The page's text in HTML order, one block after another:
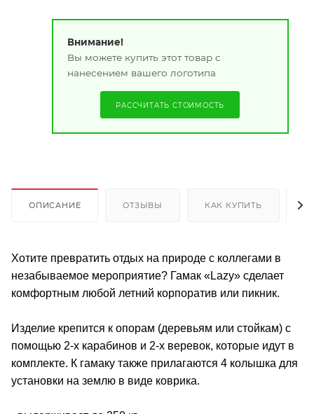
Внимание!
Вы можете купить этот товар с
нанесением вашего логотипа
РАССЧИТАТЬ СТОИМОСТЬ
ОПИСАНИЕ ОТЗЫВЫ КАК КУПИТЬ
Хотите превратить отдых на природе с коллегами в
незабываемое мероприятие? Гамак «Lazy» сделает
комфортным любой летний корпоратив или пикник.
Изделие крепится к опорам (деревьям или стойкам) с
помощью 2-х карабинов и 2-х веревок, которые идут в
комплекте. К гамаку также прилагаются 4 колышка для
установки на землю в виде коврика.